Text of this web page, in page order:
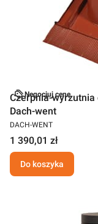
Negocjuj cenę
Czerpnia-
Dach-went
DACH-WENT
1 390,01 zł
Do koszyka